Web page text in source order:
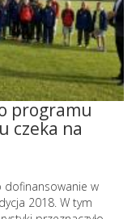
programu
czeka na
dofinansowanie w
2018. W tym